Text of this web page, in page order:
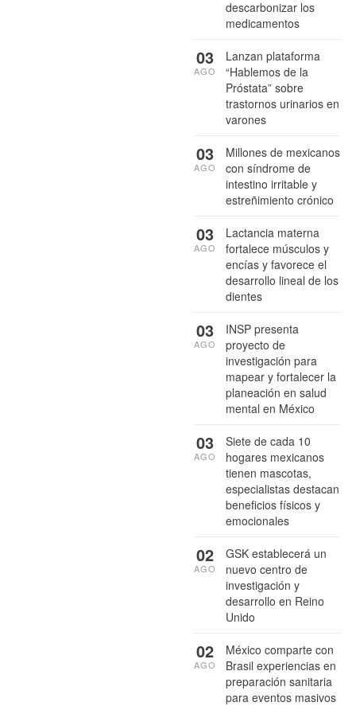
descarbonizar los
medicamentos
Lanzan plataforma
“Hablemos de la
Próstata” sobre
trastornos urinarios en
varones
03
AGO
Millones de mexicanos
con síndrome de
intestino irritable y
estreñimiento crónico
03
AGO
Lactancia materna
fortalece músculos y
encías y favorece el
desarrollo lineal de los
dientes
03
AGO
INSP presenta
proyecto de
investigación para
mapear y fortalecer la
planeación en salud
mental en México
03
AGO
Siete de cada 10
hogares mexicanos
tienen mascotas,
especialistas destacan
beneficios físicos y
emocionales
03
AGO
GSK establecerá un
nuevo centro de
investigación y
desarrollo en Reino
Unido
02
AGO
México comparte con
Brasil experiencias en
preparación sanitaria
para eventos masivos
02
AGO